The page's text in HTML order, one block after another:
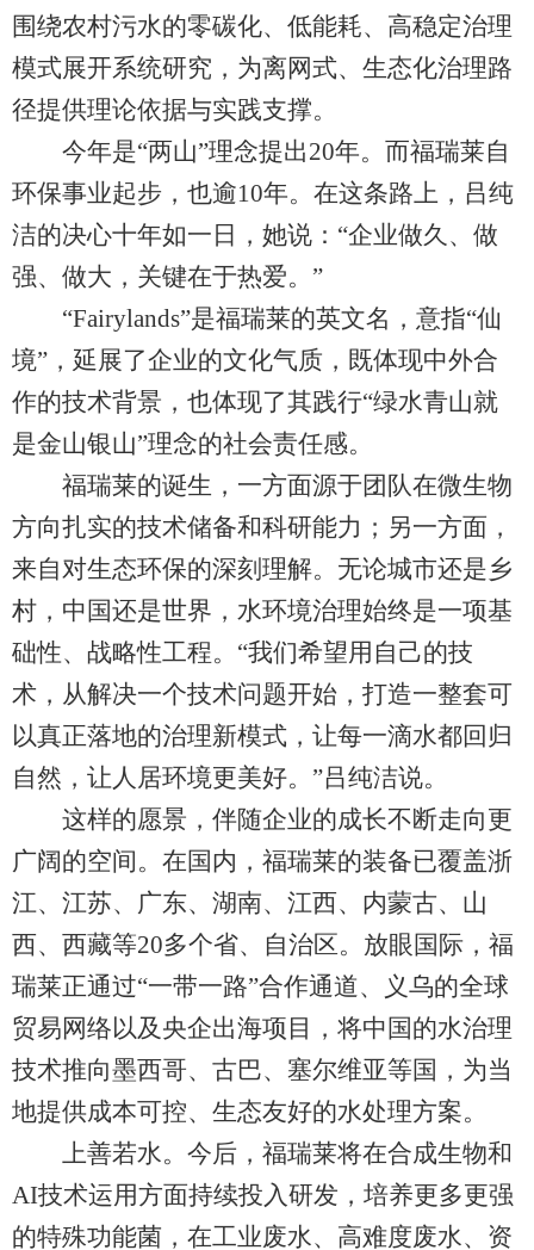
围绕农村污水的零碳化、低能耗、高稳定治理
模式展开系统研究，为离网式、生态化治理路
径提供理论依据与实践支撑。
今年是“两山”理念提出20年。而福瑞莱自
环保事业起步，也逾10年。在这条路上，吕纯
洁的决心十年如一日，她说：“企业做久、做
强、做大，关键在于热爱。”
“Fairylands”是福瑞莱的英文名，意指“仙
境”，延展了企业的文化气质，既体现中外合
作的技术背景，也体现了其践行“绿水青山就
是金山银山”理念的社会责任感。
福瑞莱的诞生，一方面源于团队在微生物
方向扎实的技术储备和科研能力；另一方面，
来自对生态环保的深刻理解。无论城市还是乡
村，中国还是世界，水环境治理始终是一项基
础性、战略性工程。“我们希望用自己的技
术，从解决一个技术问题开始，打造一整套可
以真正落地的治理新模式，让每一滴水都回归
自然，让人居环境更美好。”吕纯洁说。
这样的愿景，伴随企业的成长不断走向更
广阔的空间。在国内，福瑞莱的装备已覆盖浙
江、江苏、广东、湖南、江西、内蒙古、山
西、西藏等20多个省、自治区。放眼国际，福
瑞莱正通过“一带一路”合作通道、义乌的全球
贸易网络以及央企出海项目，将中国的水治理
技术推向墨西哥、古巴、塞尔维亚等国，为当
地提供成本可控、生态友好的水处理方案。
上善若水。今后，福瑞莱将在合成生物和
AI技术运用方面持续投入研发，培养更多更强
的特殊功能菌，在工业废水、高难度废水、资